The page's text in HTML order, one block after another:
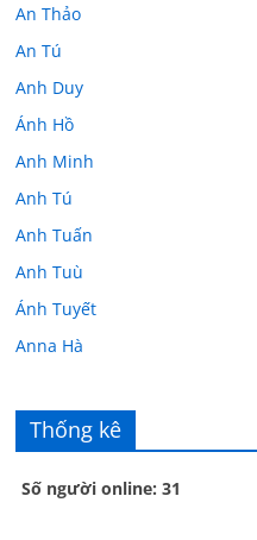
An Thảo
An Tú
Anh Duy
Ánh Hồ
Anh Minh
Anh Tú
Anh Tuấn
Anh Tuù
Ánh Tuyết
Anna Hà
Âu Tú Vân
Bác sĩ Hoa
Bác sĩ Stephen Mak
Thống kê
Số người online: 31